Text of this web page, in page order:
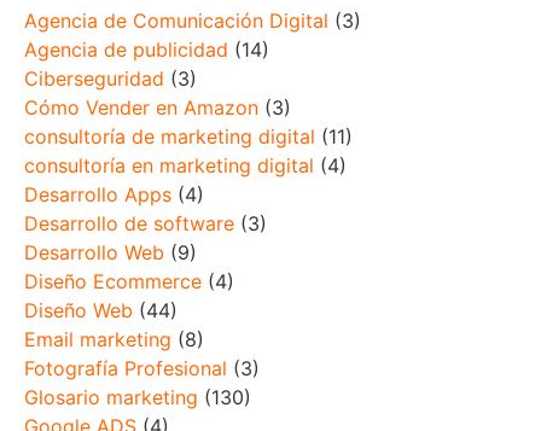
Agencia de Comunicación Digital (3)
Agencia de publicidad (14)
Ciberseguridad (3)
Cómo Vender en Amazon (3)
consultoría de marketing digital (11)
consultoría en marketing digital (4)
Desarrollo Apps (4)
Desarrollo de software (3)
Desarrollo Web (9)
Diseño Ecommerce (4)
Diseño Web (44)
Email marketing (8)
Fotografía Profesional (3)
Glosario marketing (130)
Google ADS (4)